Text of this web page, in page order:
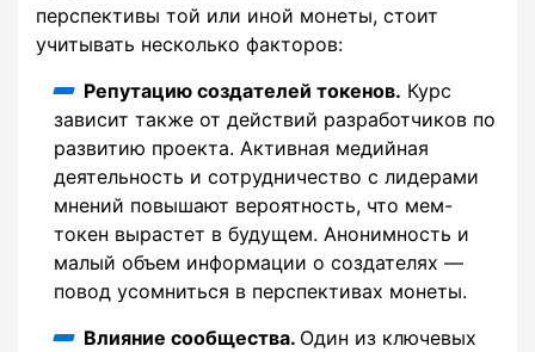
перспективы той или иной монеты, стоит
учитывать несколько факторов:
Репутацию создателей токенов. Курс
зависит также от действий разработчиков по
развитию проекта. Активная медийная
деятельность и сотрудничество с лидерами
мнений повышают вероятность, что мем-
токен вырастет в будущем. Анонимность и
малый объем информации о создателях —
повод усомниться в перспективах монеты.
Влияние сообщества. Один из ключевых